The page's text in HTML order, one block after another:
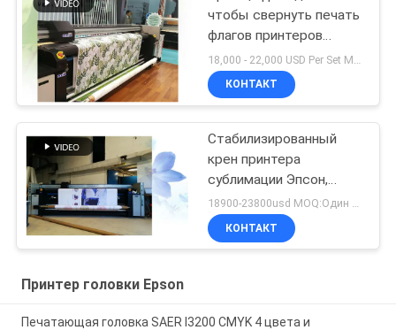
чтобы свернуть печать
флагов принтеров
печатающей головки
принтера 4720 ткани
голов Эпсон
КОНТАКТ
Стабилизированный
крен принтера
сублимации Эпсон,
который нужно
свернуть сразу
печатает для ткани
18900-23800usd MOQ:Один комплект
КОНТАКТ
Принтер головки Epson
Печатающая головка SAER I3200 CMYK 4 цвета и